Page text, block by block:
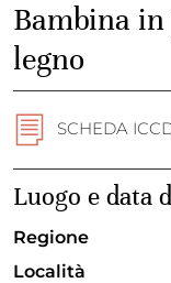
Bambina
legno
SCHEDA
Luogo e data
Regione
Località